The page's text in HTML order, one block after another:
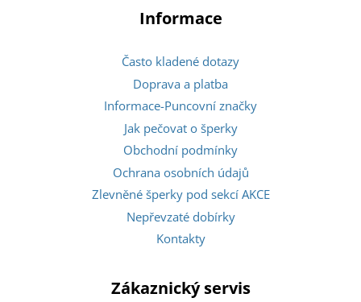
Informace
Často kladené dotazy
Doprava a platba
Informace-Puncovní značky
Jak pečovat o šperky
Obchodní podmínky
Ochrana osobních údajů
Zlevněné šperky pod sekcí AKCE
Nepřevzaté dobírky
Kontakty
Zákaznický servis